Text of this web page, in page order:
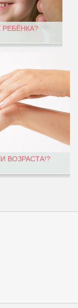
РЕБЁНКА?
ВОЗРАСТА!?